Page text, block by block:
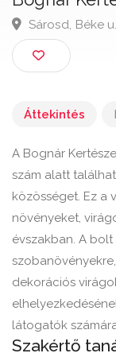
Bognár
Sárosd, Béke
Áttekintés
A Bognár
szám alatt
közösséget. Ez a
növényeket,
évszakban. A
dekorációs
látogatók
Szakértő